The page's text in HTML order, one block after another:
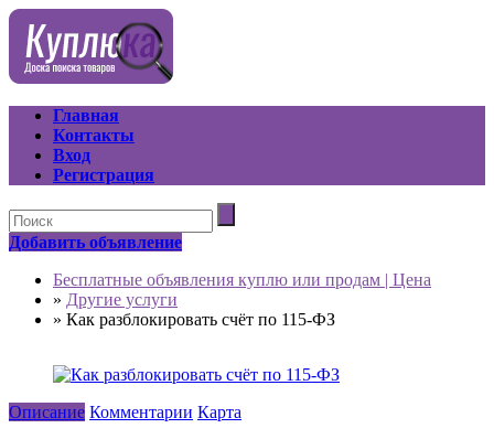
Главная
Контакты
Вход
Регистрация
Добавить объявление
Бесплатные объявления куплю или продам | Цена
» Другие услуги
» Как разблокировать счёт по 115-ФЗ
Описание Комментарии Карта